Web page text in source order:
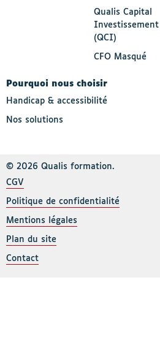
Qualis Capital
Investissement
(QCI)
CFO Masqué
Pourquoi nous choisir
Handicap & accessibilité
Nos solutions
© 2026 Qualis formation.
CGV
Politique de confidentialité
Mentions légales
Plan du site
Contact